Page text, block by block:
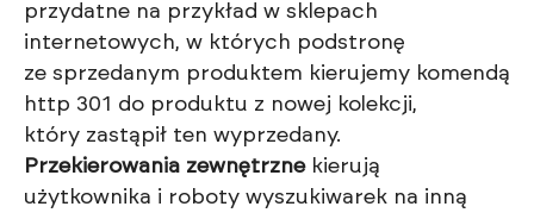
przydatne na przykład w sklepach
internetowych, w których podstronę
ze sprzedanym produktem kierujemy komendą
http 301 do produktu z nowej kolekcji,
który zastąpił ten wyprzedany.
Przekierowania zewnętrznekierują
użytkownika i roboty wyszukiwarek na inną